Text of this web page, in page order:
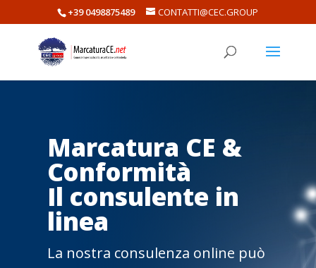
+39 0498875489 CONTATTI@CEC.GROUP
Marcatura CE &
Conformità
Il consulente in
linea
La nostra consulenza online può